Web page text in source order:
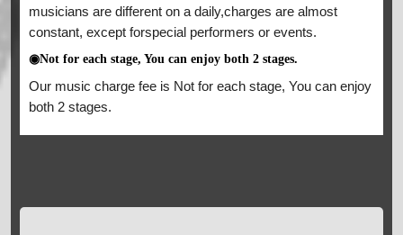
musicians are different on a daily,charges are almost
constant, except forspecial performers or events.
◉Not for each stage, You can enjoy both 2 stages.
Our music charge fee is Not for each stage, You can enjoy
both 2 stages.